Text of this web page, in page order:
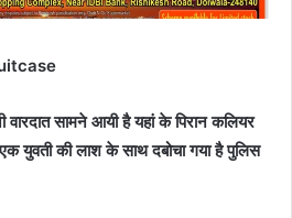
वारदात सामने आयी है यहां के पिरान कलियर
युवती की लाश के साथ दबोचा गया है पुलिस